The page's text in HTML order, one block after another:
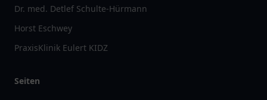
Dr. med. Detlef Schulte-Hürmann
Horst Eschwey
PraxisKlinik Eulert KIDZ
Seiten